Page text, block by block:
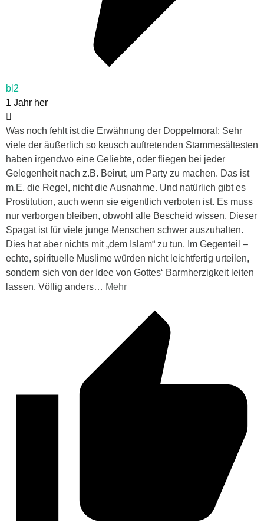
bl2
1 Jahr her
Was noch fehlt ist die Erwähnung der Doppelmoral: Sehr
viele der äußerlich so keusch auftretenden Stammesältesten
haben irgendwo eine Geliebte, oder fliegen bei jeder
Gelegenheit nach z.B. Beirut, um Party zu machen. Das ist
m.E. die Regel, nicht die Ausnahme. Und natürlich gibt es
Prostitution, auch wenn sie eigentlich verboten ist. Es muss
nur verborgen bleiben, obwohl alle Bescheid wissen. Dieser
Spagat ist für viele junge Menschen schwer auszuhalten.
Dies hat aber nichts mit „dem Islam“ zu tun. Im Gegenteil –
echte, spirituelle Muslime würden nicht leichtfertig urteilen,
sondern sich von der Idee von Gottes‘ Barmherzigkeit leiten
lassen. Völlig anders… Mehr